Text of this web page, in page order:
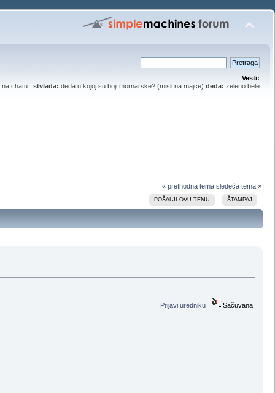
Vesti:
na chatu : stvlada: deda u kojoj su boji mornarske? (misli na majce) deda: zeleno bele
« prethodna tema sledeća tema »
POŠALJI OVU TEMU ŠTAMPAJ
Prijavi uredniku Sačuvana